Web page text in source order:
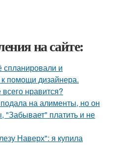
на сайте:
спланировали и
помощи дизайнера.
нравится?
на алименты, но он
"Забывает" платить и не
Наверх": я купила